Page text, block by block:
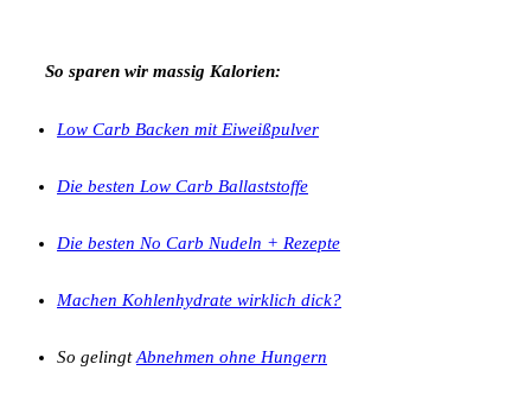
So sparen wir massig Kalorien:
Low Carb Backen mit Eiweißpulver
Die besten Low Carb Ballaststoffe
Die besten No Carb Nudeln + Rezepte
Machen Kohlenhydrate wirklich dick?
So gelingtAbnehmen ohne Hungern